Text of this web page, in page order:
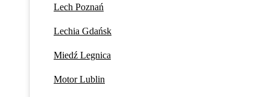
Lech Poznań
Lechia Gdańsk
Miedź Legnica
Motor Lublin